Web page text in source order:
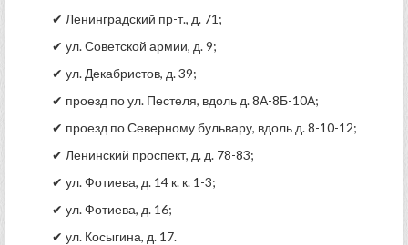
✔ Ленинградский пр-т., д. 71;
✔ ул. Советской армии, д. 9;
✔ ул. Декабристов, д. 39;
✔ проезд по ул. Пестеля, вдоль д. 8А-8Б-10А;
✔ проезд по Северному бульвару, вдоль д. 8-10-12;
✔ Ленинский проспект, д. д. 78-83;
✔ ул. Фотиева, д. 14 к. к. 1-3;
✔ ул. Фотиева, д. 16;
✔ ул. Косыгина, д. 17.